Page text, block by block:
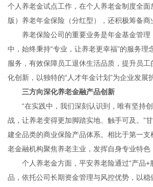
个人养老金试点工作，在个人养老金制度全
版）养老年金保险（分红型），还积极筹备
养老保险公司的重要业务是年金基金管理
中，始终秉持“专业，让养老更幸福”的服务
服务，有效保障员工退休生活品质，提升员
化创新，以独特的“人才年金计划”为企业发
三方向深化养老金融产品创新
“在实践中，我们深刻认识到，唯有坚持创
战，让养老变得更加脚踏实地、触手可及。”
建全品类的商业保险产品体系。相比于第一
老金融机构聚焦养老主业，发挥自身专业特
个人养老金方面，平安养老险通过“产品+
品，依托公司长期资金管理与风控优势，以